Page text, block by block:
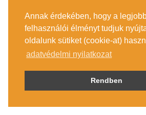
Annak érdekében, hogy a
felhasználói élményt tudjuk
oldalunk sütiket (cookie-at)
adatvédelmi nyilatkozat
Rendben
1088 BUDAPEST, RÁKÓCZI
MEGKÖZELÍTÉS
JEGYINFORMÁCIÓ
ÍRJON NEKÜNK!
KÖZÉRDEKŰ ADATOK